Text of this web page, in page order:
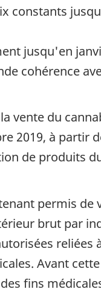
constants
jusqu'en
cohérence
vente du
2019, à
de produits
permis de
brut par
Avant
fins